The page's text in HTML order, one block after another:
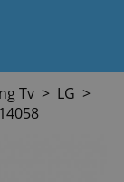
Tv > LG >